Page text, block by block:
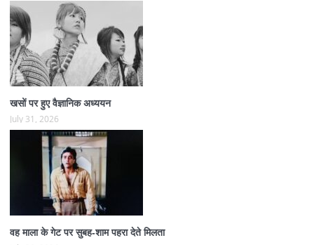
खसों पर हुए वैज्ञानिक अध्ययन
July 31, 2026
वह माला के गेट पर सुबह-शाम पहरा देते मिलता